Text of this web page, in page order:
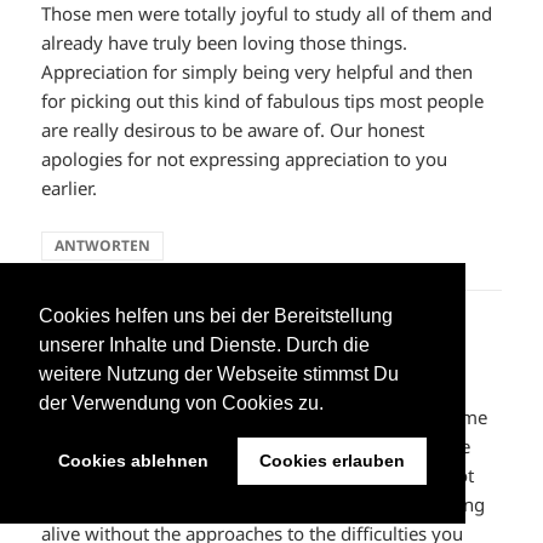
Cookies helfen uns bei der Bereitstellung
unserer Inhalte und Dienste. Durch die
weitere Nutzung der Webseite stimmst Du
der Verwendung von Cookies zu.
Cookies ablehnen Cookies erlauben
Those men were totally joyful to study all of them and
already have truly been loving those things.
Appreciation for simply being very helpful and then
for picking out this kind of fabulous tips most people
are really desirous to be aware of. Our honest
apologies for not expressing appreciation to you
earlier.
ANTWORTEN
black golden goosesagt:
10. Juni 2023 um 03:13 Uhr
I wish to express thanks to the writer for rescuing me
from such a trouble. Just after scouting through the
world-wide-web and meeting notions which are not
productive, I assumed my entire life was done. Being
alive without the approaches to the difficulties you